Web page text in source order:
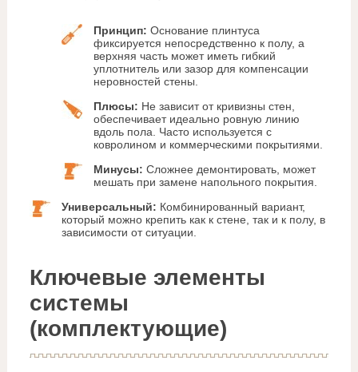
Принцип: Основание плинтуса
фиксируется непосредственно к полу, а
верхняя часть может иметь гибкий
уплотнитель или зазор для компенсации
неровностей стены.
Плюсы: Не зависит от кривизны стен,
обеспечивает идеально ровную линию
вдоль пола. Часто используется с
ковролином и коммерческими покрытиями.
Минусы: Сложнее демонтировать, может
мешать при замене напольного покрытия.
Универсальный: Комбинированный вариант,
который можно крепить как к стене, так и к полу, в
зависимости от ситуации.
Ключевые элементы
системы
(комплектующие)